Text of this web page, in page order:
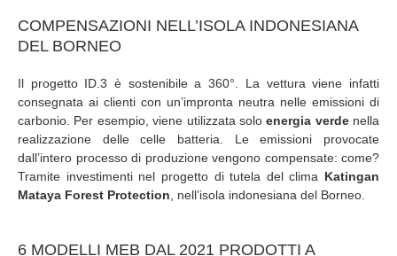
COMPENSAZIONI NELL’ISOLA INDONESIANA
DEL BORNEO
Il progetto ID.3 è sostenibile a 360°. La vettura viene infatti
consegnata ai clienti con un’impronta neutra nelle emissioni di
carbonio. Per esempio, viene utilizzata soloenergia verdenella
realizzazione delle celle batteria. Le emissioni provocate
dall’intero processo di produzione vengono compensate: come?
Tramite investimenti nel progetto di tutela del clima Katingan
Mataya Forest Protection , nell’isola indonesiana del Borneo.
6 MODELLI MEB DAL 2021 PRODOTTI A